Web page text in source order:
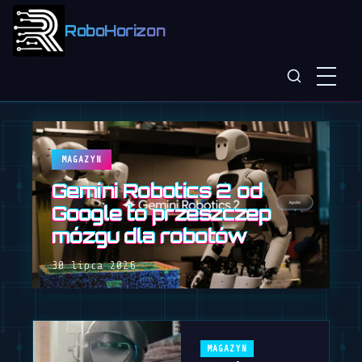
RoboHorizon
MAGAZYN
Gemini Robotics 2 od
Google to przeszczep
mózgu dla robotów
30 lipca 2026
MAGAZYN